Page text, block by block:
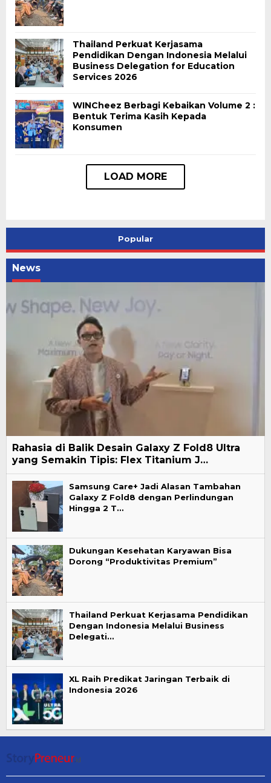
Thailand Perkuat Kerjasama
Pendidikan Dengan Indonesia Melalui
Business Delegation for Education
Services 2026
WINCheez Berbagi Kebaikan Volume 2 :
Bentuk Terima Kasih Kepada
Konsumen
Popular
News
Rahasia di Balik Desain Galaxy Z Fold8 Ultra
yang Semakin Tipis: Flex Titanium J…
Samsung Care+ Jadi Alasan Tambahan
Galaxy Z Fold8 dengan Perlindungan
Hingga 2 T…
Dukungan Kesehatan Karyawan Bisa
Dorong “Produktivitas Premium”
Thailand Perkuat Kerjasama Pendidikan
Dengan Indonesia Melalui Business
Delegati…
XL Raih Predikat Jaringan Terbaik di
Indonesia 2026